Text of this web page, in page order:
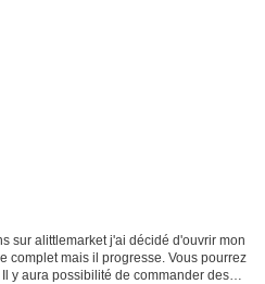
sur alittlemarket j'ai décidé d'ouvrir mon
complet mais il progresse. Vous pourrez
y aura possibilité de commander des